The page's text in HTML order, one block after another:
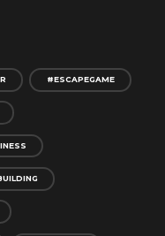
#ESCAPEGAME